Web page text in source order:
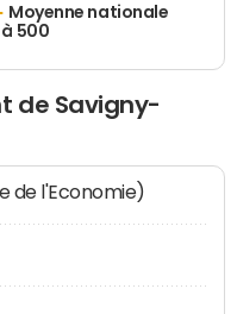
Moyenne nationale
à 500
de Savigny-
de l'Economie)